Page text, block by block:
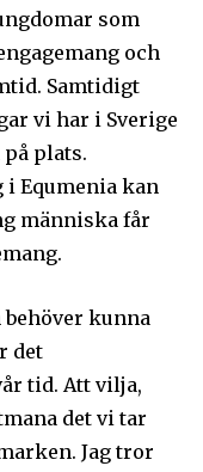
och
senaste
och klicka på
respekterar din
till din
som
och
Samtidigt
vi har i Sverige
plats.
i Equmenia kan
människa får
kunna
det
tid. Att vilja,
det vi tar
Jag tror